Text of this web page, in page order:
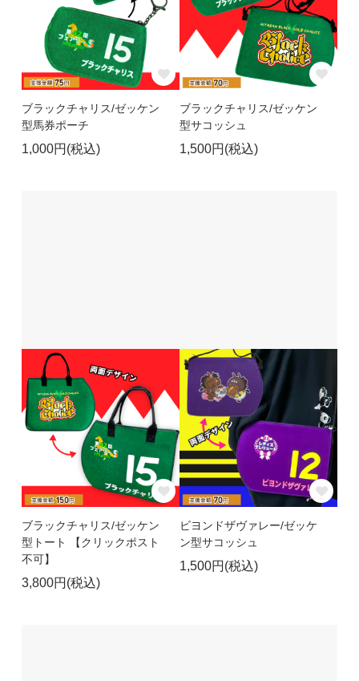
ブラックチャリス/ゼッケン
型馬券ポーチ
1,000円(税込)
ブラックチャリス/ゼッケン
型サコッシュ
1,500円(税込)
ブラックチャリス/ゼッケン
型トート 【クリックポスト
不可】
3,800円(税込)
ビヨンドザヴァレー/ゼッケ
ン型サコッシュ
1,500円(税込)